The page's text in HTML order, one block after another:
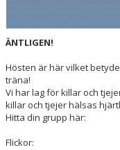
ÄNTLIGEN!
Hösten är här vilket
träna!
Vi har lag för killar och
killar och tjejer hälsas
Hitta din grupp här:
Flickor: